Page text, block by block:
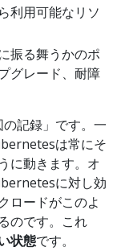
利用可能なリソ
振る舞うかのポ
グレード、耐障
記録」です。一
は常にそ
に動きます。オ
に対し効
ロードがこのよ
のです。これ
状態です。